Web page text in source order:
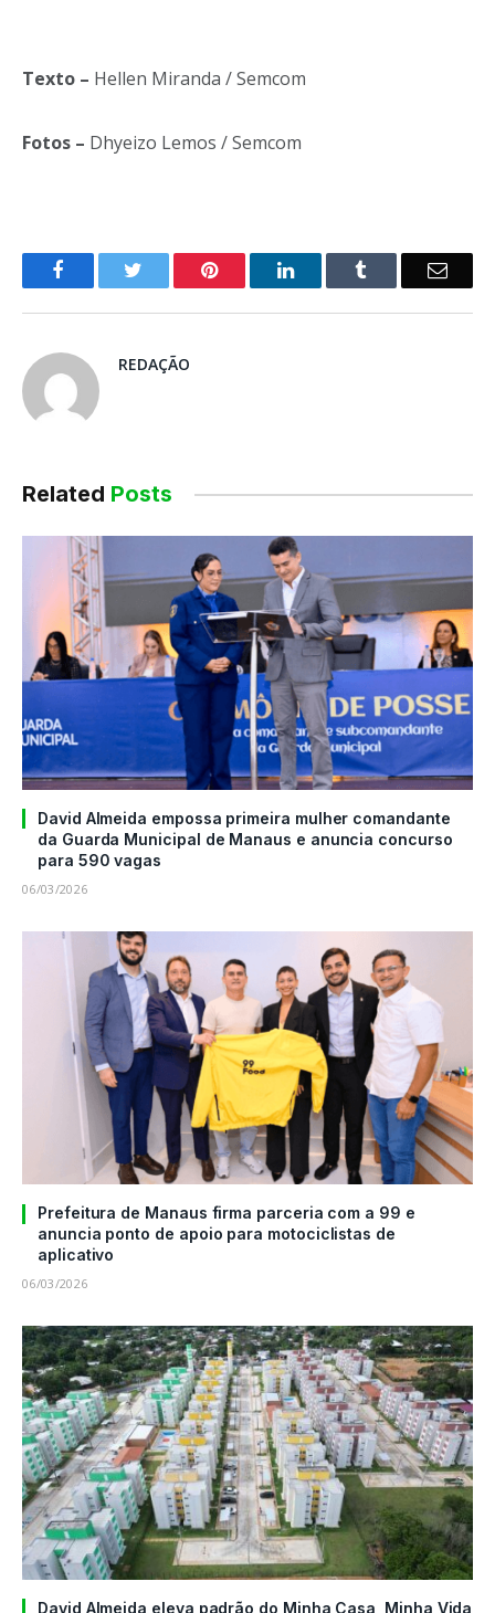
Texto – Hellen Miranda / Semcom
Fotos – Dhyeizo Lemos / Semcom
o
Pinterest LinkedIn
E-
REDAÇÃO
Related Posts
David Almeida empossa primeira mulher comandante
da Guarda Municipal de Manaus e anuncia concurso
para 590 vagas
06/03/2026
Prefeitura de Manaus firma parceria com a 99 e
anuncia ponto de apoio para motociclistas de
aplicativo
06/03/2026
David Almeida eleva padrão do Minha Casa, Minha Vida